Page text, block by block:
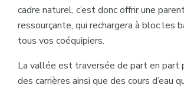
cadre naturel, c’est donc offrir une
ressourçante, qui rechargera à bloc les
tous vos coéquipiers.
La vallée est traversée de part en part
des carrières ainsi que des cours d’eau